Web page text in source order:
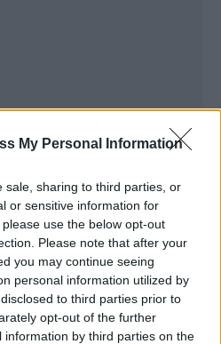
My Personal Information
sale, sharing to third parties, or
or sensitive information for
use the below opt-out
Please note that after your
you may continue seeing
personal information utilized by
to third parties prior to
opt-out of the further
by third parties on the
Management
a equipos y
el diseño para
en los negocios, la